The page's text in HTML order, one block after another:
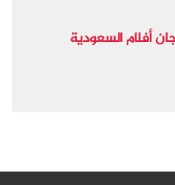
أفلام السعودية